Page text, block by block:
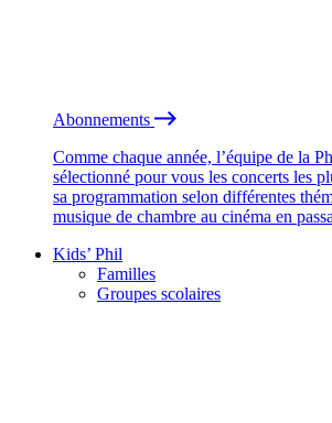
Abonnements
Comme chaque année, l’équipe de la
sélectionné pour vous les concerts les
sa programmation selon différentes
musique de chambre au cinéma en
Kids’ Phil
Familles
Groupes scolaires